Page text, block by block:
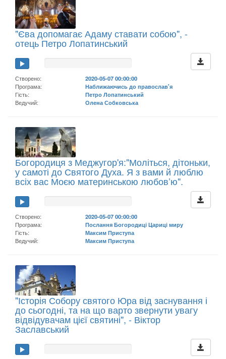
"Єва допомагає Адаму ставати собою", -
отець Петро Лопатинський
Створено:
2020-05-07 00:00:00
Програма:
Наближаючись до православ'я
Гість:
Петро Лопатинський
Ведучий:
Олена Собковська
Богородиця з Меджугор'я:"Моліться, дітоньки,
у самоті до Святого Духа. Я з вами й люблю
всіх вас Моєю материнською любов’ю".
Створено:
2020-05-07 00:00:00
Програма:
Послання Богородиці Цариці миру
Гість:
Максим Приступа
Ведучий:
Максим Приступа
"Історія Собору святого Юра від заснування і
до сьогодні, та на що варто звернути увагу
відвідувачам цієї святині", - Віктор
Заславський